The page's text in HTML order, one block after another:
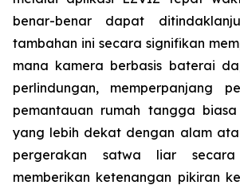
benar-benar dapat
tambahan ini secara signifikan
mana kamera berbasis baterai
perlindungan, memperpanjang
pemantauan rumah tangga
yang lebih dekat dengan alam
pergerakan satwa liar
memberikan ketenangan pikiran